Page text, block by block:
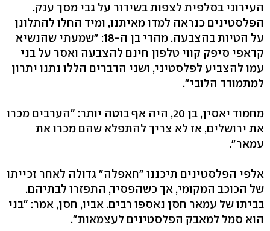
העירוני בסלפית לצפות בשידור על גבי מסך ענק.
הפלסטינים כנראה למדו מאיתנו, ומיד החלו להתלונן
על הטיות בהצבעה. מהדי בן ה-18: "שמעתי שהנשיא
קדאפי סיפק קווי טלפון חינם להצבעה ואסר על בני
עמו להצביע לפלסטיני, ושני הדברים הללו נתנו יתרון
למתמודד הלובי".
מחמוד יאסין, בן 20, היה אף בוטה יותר: "הערבים מכרו
את ירושלים, אז לא צריך להתפלא שהם מכרו את
עמאר".
אלפי הפלסטינים תיכננו "חאפלה" גדולה לאחר זכייתו
של הכוכב המקומי, אך כשהפסיד, התפזרו לבתיהם.
בביתו של עמאר חסן נאספו רבים. אביו, חסן, אמר: "בני
הוא סמל למאבק הפלסטינים לעצמאות".